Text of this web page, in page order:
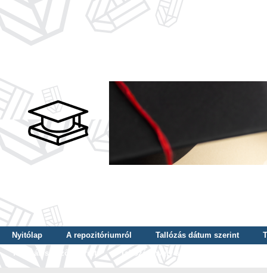
Nyitólap A repozitóriumról Tallózás dátum szerint
Tallózás szerző szerint
Tallózás nyelv szerint